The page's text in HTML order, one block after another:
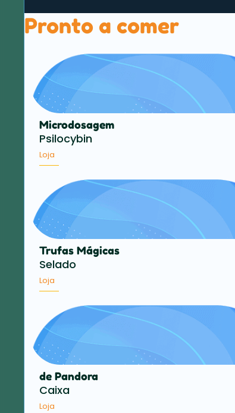
Pronto a comer
Microdosagem
Psilocybin
Loja
Trufas Mágicas
Selado
Loja
de Pandora
Caixa
Loja